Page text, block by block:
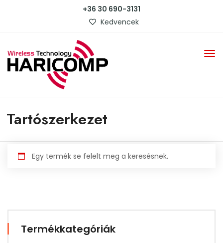
+36 30 690-3131
Kedvencek
Tartószerkezet
Termékkategóriák
Egy termék se felelt meg a keresésnek.